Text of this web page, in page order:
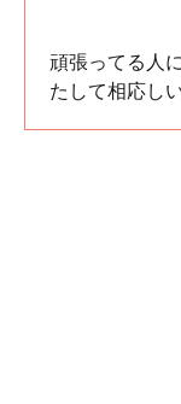
頑張ってる人
たして相応し